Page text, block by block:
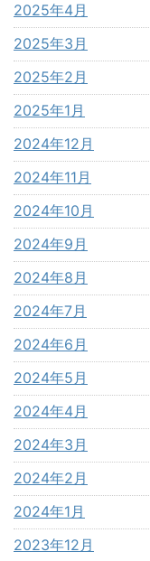
2025年4月
2025年3月
2025年2月
2025年1月
2024年12月
2024年11月
2024年10月
2024年9月
2024年8月
2024年7月
2024年6月
2024年5月
2024年4月
2024年3月
2024年2月
2024年1月
2023年12月